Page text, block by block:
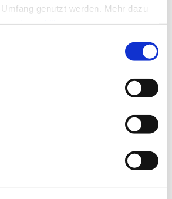
genutzt werden. Mehr dazu
.